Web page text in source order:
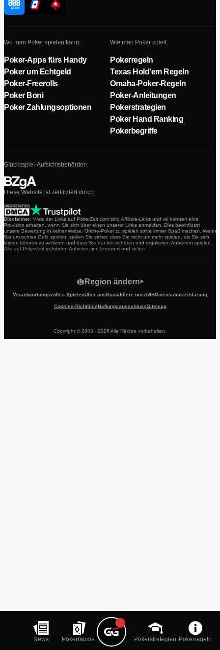
News Pokerräume Pokerstrategien Pokerregeln
Wo man Poker spielen kann:
Poker-Apps fürs Handy
Poker um Echtgeld
Poker-Freerolls
Poker Boni
Poker Zahlungsoptionen
Wie man Poker spielt:
Pokerregeln
Texas Hold’em Regeln
Omaha-Poker-Regeln
Poker-Anleitungen
Pokerstrategien
Poker Hand Ranking
Pokerbegriffe
Glücksspiel-Aufsichtsbehörden:
Diese Website ist zertifiziert durch:
Disclaimer: Viele der Links auf PokerZeit.com sind Affiliate-Links und wir können eine
Provision erhalten, wenn Sie sich über einen unserer Links anmelden. Dies beeinflusst
unsere Bewertung in keiner Weise. Online-Poker zu spielen sollte immer Spaß machen. Wenn
Sie um echtes Geld spielen, stellen Sie sicher, dass Sie nicht um mehr spielen, als Sie sich
leisten können zu verlieren und dass Sie nur bei sicheren und regulierten Anbietern spielen.
Alle auf PokerZeit gelisteten Anbieter sind lizenziert und sicher.
Verantwortungsvolles SpielenÜber unsKontaktiere unsAGBDatenschutzerklärung
Cookies-RichtlinieHaftungsausschlussSitemap
Region ändern
Copyright © 2003 - 2026 Alle Rechte vorbehalten.